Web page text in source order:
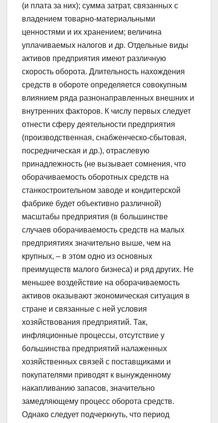
(и плата за них); сумма затрат, связанных с
владением товарно-материальными
ценностями и их хранением; величина
уплачиваемых налогов и др. Отдельные виды
активов предприятия имеют различную
скорость оборота. Длительность нахождения
средств в обороте определяется совокупным
влиянием ряда разнонаправленных внешних и
внутренних факторов. К числу первых следует
отнести сферу деятельности предприятия
(производственная, снабженческо-сбытовая,
посредническая и др.), отраслевую
принадлежность (не вызывает сомнения, что
оборачиваемость оборотных средств на
станкостроительном заводе и кондитерской
фабрике будет объективно различной)
масштабы предприятия (в большинстве
случаев оборачиваемость средств на малых
предприятиях значительно выше, чем на
крупных, – в этом одно из основных
преимуществ малого бизнеса) и ряд других. Не
меньшее воздействие на оборачиваемость
активов оказывают экономическая ситуация в
стране и связанные с ней условия
хозяйствования предприятий. Так,
инфляционные процессы, отсутствие у
большинства предприятий налаженных
хозяйственных связей с поставщиками и
покупателями приводят к вынужденному
накапливанию запасов, значительно
замедляющему процесс оборота средств.
Однако следует подчеркнуть, что период